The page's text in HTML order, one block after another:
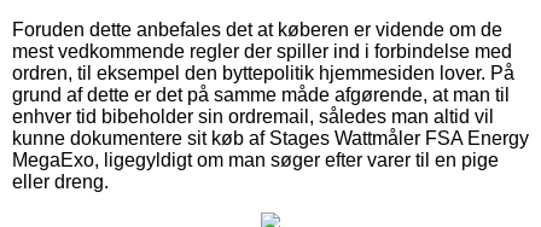
Foruden dette anbefales det at køberen er vidende om de
mest vedkommende regler der spiller ind i forbindelse med
ordren, til eksempel den byttepolitik hjemmesiden lover. På
grund af dette er det på samme måde afgørende, at man til
enhver tid bibeholder sin ordremail, således man altid vil
kunne dokumentere sit køb af Stages Wattmåler FSA Energy
MegaExo, ligegyldigt om man søger efter varer til en pige
eller dreng.